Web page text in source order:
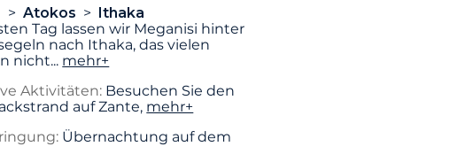
Atokos
Ithaka
Tag lassen wir Meganisi hinter
nach Ithaka, das vielen
nicht... mehr+
Aktivitäten: Besuchen Sie den
auf Zante, mehr+
Übernachtung auf dem